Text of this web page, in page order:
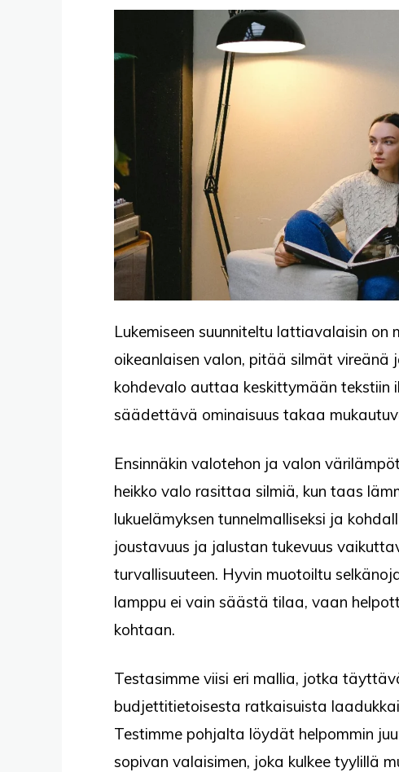
Lukemiseen suunniteltu lattiavalaisin on
oikeanlaisen valon, pitää silmät
kohdevalo auttaa keskittymään tekstiin
säädettävä ominaisuus takaa
Ensinnäkin valotehon ja valon
heikko valo rasittaa silmiä, kun taas
lukuelämyksen tunnelmalliseksi ja
joustavuus ja jalustan tukevuus
turvallisuuteen. Hyvin muotoiltu
lamppu ei vain säästä tilaa, vaan
kohtaan.
Testasimme viisi eri mallia, jotka
budjettitietoisesta ratkaisuista
Testimme pohjalta löydät helpommin
sopivan valaisimen, joka kulkee tyylillä